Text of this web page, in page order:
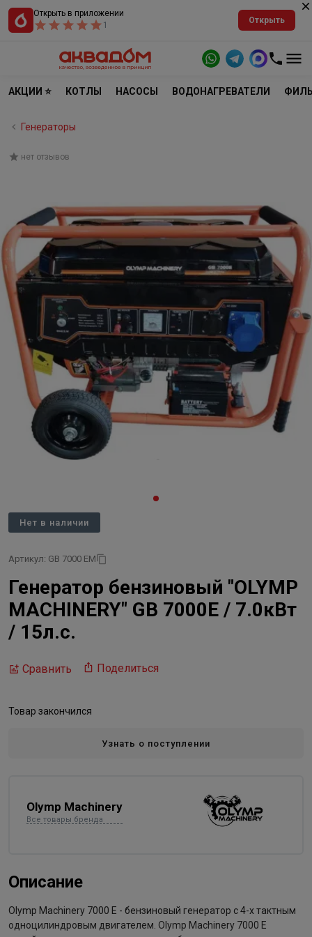
Открыть в приложении
1
Открыть
АКЦИИ ⭐ КОТЛЫ НАСОСЫ ВОДОНАГРЕВАТЕЛИ
Генераторы
нет отзывов
Нет в наличии
Артикул: GB 7000 EM
Генератор бензиновый "OLYMP
MACHINERY" GB 7000E / 7.0кВт
/ 15л.с.
Сравнить Поделиться
Товар закончился
Узнать о поступлении
Olymp Machinery
Все товары бренда
Описание
Olymp Machinery 7000 Е - бензиновый генератор с 4-х тактным
одноцилиндровым двигателем. Olymp Machinery 7000 Е